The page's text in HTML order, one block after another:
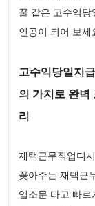
꿀 같은 고수익
인공이 되어 보
고수익당일지
의 가치로 완
리
재택근무직업디
꽂아주는 재택근
입소문 타고 빠